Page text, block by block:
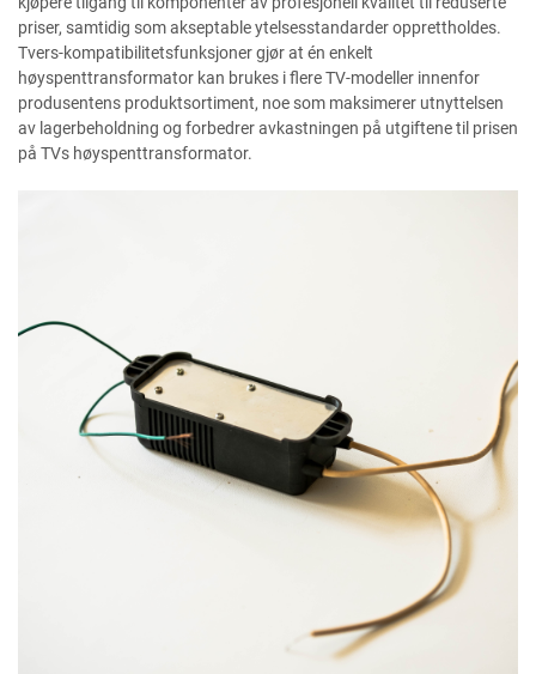
priser, samtidig som akseptable ytelsesstandarder opprettholdes.
Tvers-kompatibilitetsfunksjoner gjør at én enkelt
høyspenttransformator kan brukes i flere TV-modeller innenfor
produsentens produktsortiment, noe som maksimerer utnyttelsen
av lagerbeholdning og forbedrer avkastningen på utgiftene til prisen
på TVs høyspenttransformator.